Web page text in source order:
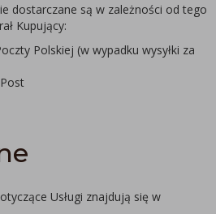
dostarczane są w zależności od tego
Kupujący:
Polskiej (w wypadku wysyłki za
Usługi znajdują się w